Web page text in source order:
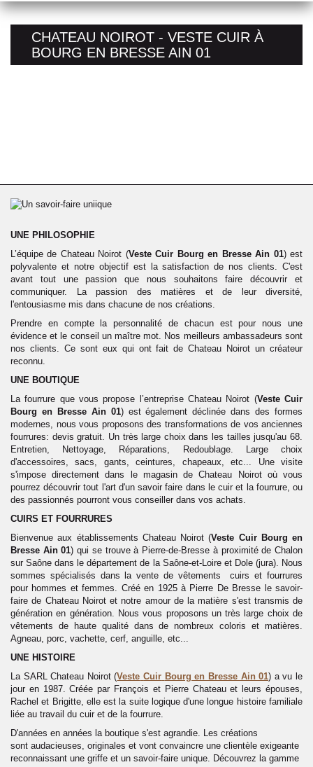
CHATEAU NOIROT - VESTE CUIR À
BOURG EN BRESSE AIN 01
UNE PHILOSOPHIE
L’équipe de Chateau Noirot (Veste Cuir Bourg en Bresse Ain 01) est
polyvalente et notre objectif est la satisfaction de nos clients. C'est
avant tout une passion que nous souhaitons faire découvrir et
communiquer. La passion des matières et de leur diversité,
l'entousiasme mis dans chacune de nos créations.
Prendre en compte la personnalité de chacun est pour nous une
évidence et le conseil un maître mot. Nos meilleurs ambassadeurs sont
nos clients. Ce sont eux qui ont fait de Chateau Noirot un créateur
reconnu.
UNE BOUTIQUE
La fourrure que vous propose l’entreprise Chateau Noirot (Veste Cuir
Bourg en Bresse Ain 01) est également déclinée dans des formes
modernes, nous vous proposons des transformations de vos anciennes
fourrures: devis gratuit. Un très large choix dans les tailles jusqu'au 68.
Entretien, Nettoyage, Réparations, Redoublage. Large choix
d'accessoires, sacs, gants, ceintures, chapeaux, etc... Une visite
s'impose directement dans le magasin de Chateau Noirot où vous
pourrez découvrir tout l'art d'un savoir faire dans le cuir et la fourrure, ou
des passionnés pourront vous conseiller dans vos achats.
CUIRS ET FOURRURES
Bienvenue aux établissements Chateau Noirot (Veste Cuir Bourg en
Bresse Ain 01) qui se trouve à Pierre-de-Bresse à proximité de Chalon
sur Saône dans le département de la Saône-et-Loire et Dole (jura). Nous
sommes spécialisés dans la vente de vêtements cuirs et fourrures
pour hommes et femmes. Créé en 1925 à Pierre De Bresse le savoir-
faire de Chateau Noirot et notre amour de la matière s'est transmis de
génération en génération. Nous vous proposons un très large choix de
vêtements de haute qualité dans de nombreux coloris et matières.
Agneau, porc, vachette, cerf, anguille, etc...
UNE HISTOIRE
La SARL Chateau Noirot (Veste Cuir Bourg en Bresse Ain 01) a vu le
jour en 1987. Créée par François et Pierre Chateau et leurs épouses,
Rachel et Brigitte, elle est la suite logique d'une longue histoire familiale
liée au travail du cuir et de la fourrure.
D'années en années la boutique s'est agrandie. Les créations
sont audacieuses, originales et vont convaincre une clientèle exigeante
reconnaissant une griffe et un savoir-faire unique. Découvrez la gamme